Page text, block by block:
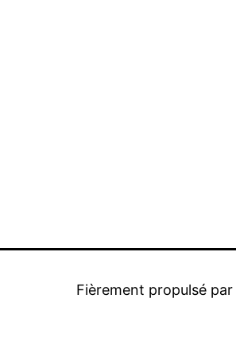
Fièrement propulsé par